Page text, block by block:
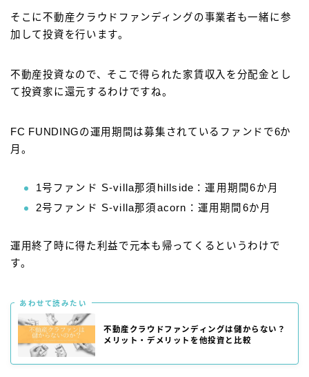
そこに不動産クラウドファンディングの事業者も一緒に参
加して投資を行います。
不動産投資なので、そこで得られた家賃収入を分配金とし
て投資家に還元するわけですね。
FC FUNDINGの運用期間は募集されているファンドで6か
月。
1号ファンド S-villa那須hillside：運用期間6か月
2号ファンド S-villa那須acorn：運用期間6か月
運用終了時に得た利益で元本も帰ってくるというわけで
す。
あわせて読みたい
不動産クラウドファンディングは儲からない？
メリット・デメリットを他投資と比較